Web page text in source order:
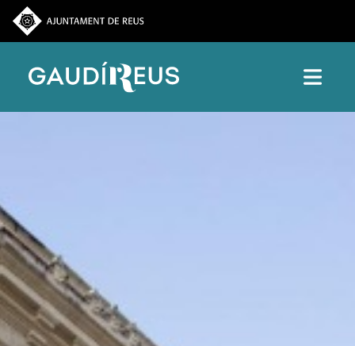
Vés al contingut